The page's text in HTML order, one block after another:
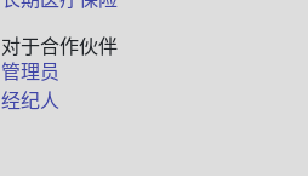
对于合作伙伴
管理员
经纪人